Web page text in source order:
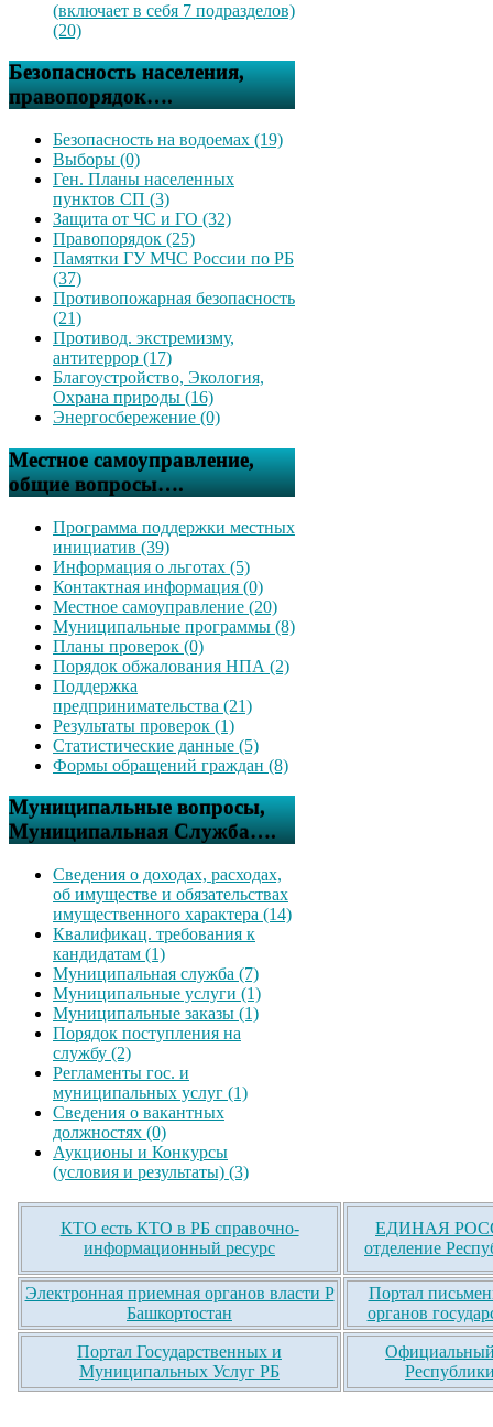
(включает в себя 7 подразделов)
(20)
Безопасность населения,
правопорядок….
Безопасность на водоемах (19)
Выборы (0)
Ген. Планы населенных
пунктов СП (3)
Защита от ЧС и ГО (32)
Правопорядок (25)
Памятки ГУ МЧС России по РБ
(37)
Противопожарная безопасность
(21)
Противод. экстремизму,
антитеррор (17)
Благоустройство, Экология,
Охрана природы (16)
Энергосбережение (0)
Местное самоуправление,
общие вопросы….
Программа поддержки местных
инициатив (39)
Информация о льготах (5)
Контактная информация (0)
Местное самоуправление (20)
Муниципальные программы (8)
Планы проверок (0)
Порядок обжалования НПА (2)
Поддержка
предпринимательства (21)
Результаты проверок (1)
Статистические данные (5)
Формы обращений граждан (8)
Муниципальные вопросы,
Муниципальная Служба….
Сведения о доходах, расходах,
об имуществе и обязательствах
имущественного характера (14)
Квалификац. требования к
кандидатам (1)
Муниципальная служба (7)
Муниципальные услуги (1)
Муниципальные заказы (1)
Порядок поступления на
службу (2)
Регламенты гос. и
муниципальных услуг (1)
Сведения о вакантных
должностях (0)
Аукционы и Конкурсы
(условия и результаты) (3)
КТО есть КТО в РБ справочно-
информационный ресурс
ЕДИНАЯ
отделение
Электронная приемная органов власти Р
Башкортостан
Портал
органов
Портал Государственных и
Муниципальных Услуг РБ
Официальный